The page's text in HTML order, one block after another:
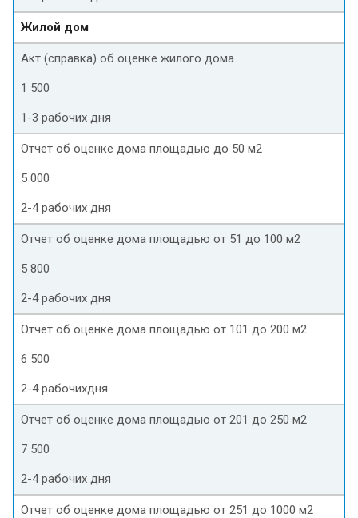
Жилой дом
Акт (справка) об оценке жилого дома
1 500
1-3 рабочих дня
Отчет об оценке дома площадью до 50 м2
5 000
2-4 рабочих дня
Отчет об оценке дома площадью от 51 до 100 м2
5 800
2-4 рабочих дня
Отчет об оценке дома площадью от 101 до 200 м2
6 500
2-4 рабочихдня
Отчет об оценке дома площадью от 201 до 250 м2
7 500
2-4 рабочих дня
Отчет об оценке дома площадью от 251 до 1000 м2